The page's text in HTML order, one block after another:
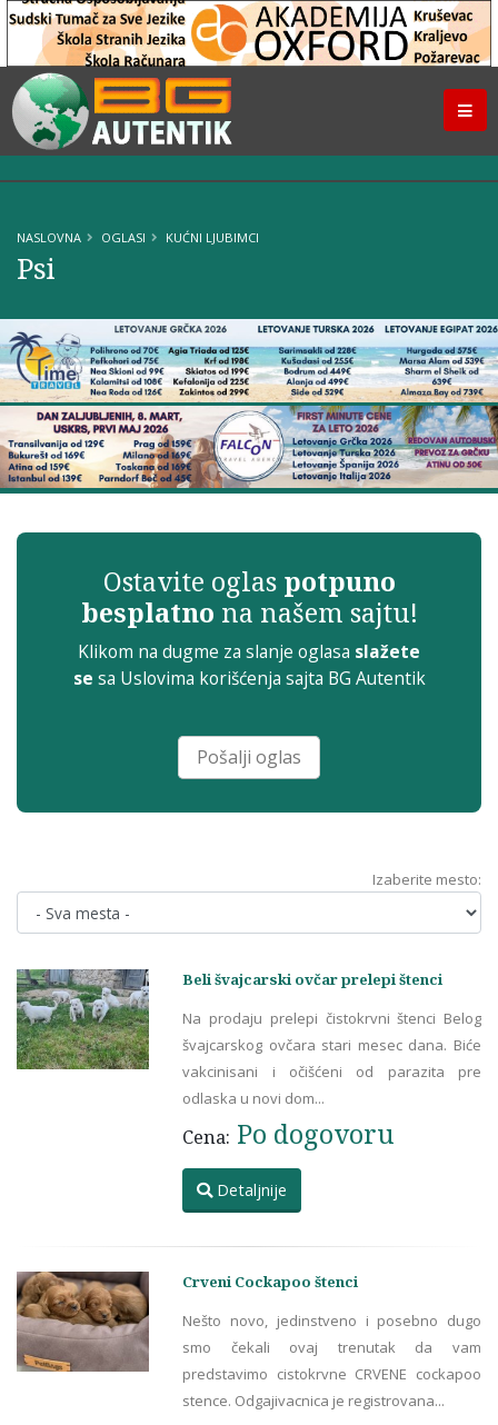
NASLOVNA OGLASI KUĆNI LJUBIMCI
Psi
Ostavite oglas potpuno
besplatno na našem sajtu!
Klikom na dugme za slanje oglasa slažete
se sa Uslovima korišćenja sajta BG Autentik
Pošalji oglas
Izaberite mesto:
Beli švajcarski ovčar prelepi štenci
Na prodaju prelepi čistokrvni štenci Belog
švajcarskog ovčara stari mesec dana. Biće
vakcinisani i očišćeni od parazita pre
odlaska u novi dom...
Cena: Po dogovoru
Detaljnije
Crveni Cockapoo štenci
Nešto novo, jedinstveno i posebno dugo
smo čekali ovaj trenutak da vam
predstavimo cistokrvne CRVENE cockapoo
stence. Odgajivacnica je registrovana...